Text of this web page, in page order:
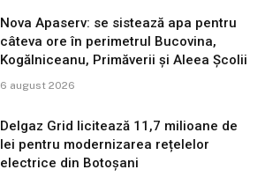
Nova Apaserv: se sistează apa pentru
câteva ore în perimetrul Bucovina,
Kogălniceanu, Primăverii și Aleea Școlii
6 august 2026
Delgaz Grid licitează 11,7 milioane de
lei pentru modernizarea rețelelor
electrice din Botoșani